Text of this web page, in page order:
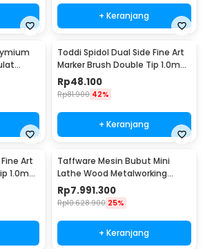
+ Keranjang
Toddi Spidol Dual Side Fine Art
Marker Brush Double Tip 1.0mm
6.0mm 48 Warna - CY-006
Rp48.100
Rp81.900 42%
+ Keranjang
Art
1.0mm
Taffware Mesin Bubut Mini
Lathe Wood Metalworking
550W - MX-0618
Rp7.991.300
Rp10.628.900 25%
+ Keranjang